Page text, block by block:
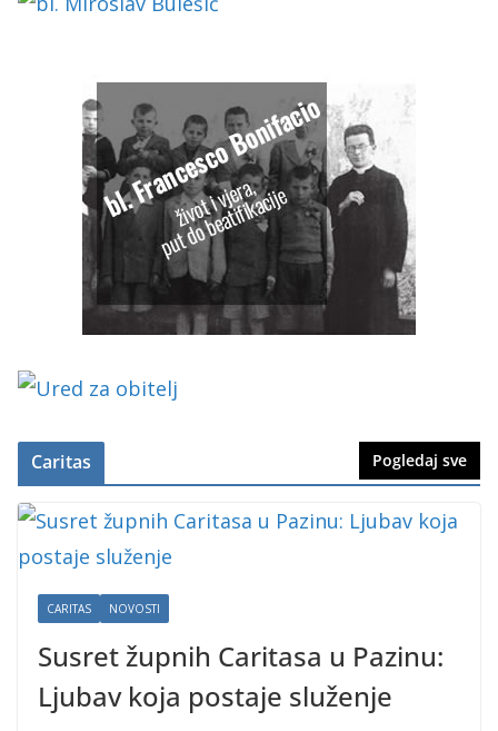
Caritas Pogledaj sve
CARITAS NOVOSTI
Susret župnih Caritasa u Pazinu:
Ljubav koja postaje služenje